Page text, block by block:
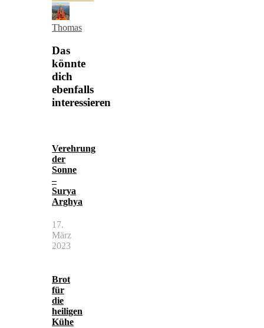
Thomas
Das
könnte
dich
ebenfalls
interessieren
Verehrung
der
Sonne
–
Surya
Arghya
17.
März
2023
Brot
für
die
heiligen
Kühe